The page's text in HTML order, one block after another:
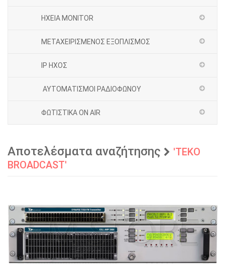
ΗΧΕΙΑ MONITOR
ΜΕΤΑΧΕΙΡΙΣΜΕΝΟΣ ΕΞΟΠΛΙΣΜΟΣ
IP ΗΧΟΣ
ΑΥΤΟΜΑΤΙΣΜΟΙ ΡΑΔΙΟΦΩΝΟΥ
ΦΩΤΙΣΤΙΚΑ ON AIR
Αποτελέσματα αναζήτησης
'ΤΕΚΟ
BROADCAST'